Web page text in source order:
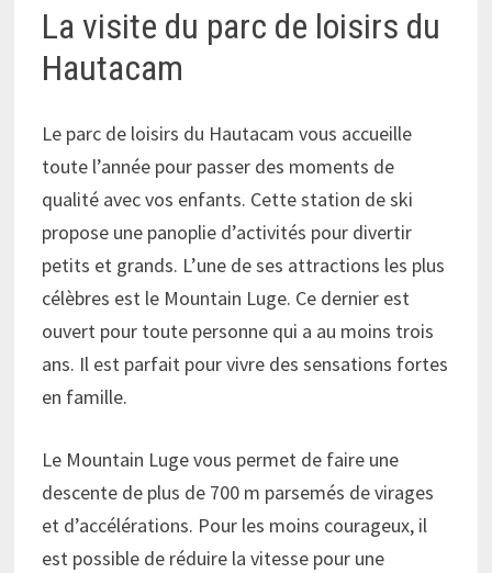
La visite du parc de loisirs du
Hautacam
Le parc de loisirs du Hautacam vous accueille
toute l’année pour passer des moments de
qualité avec vos enfants. Cette station de ski
propose une panoplie d’activités pour divertir
petits et grands. L’une de ses attractions les plus
célèbres est le Mountain Luge. Ce dernier est
ouvert pour toute personne qui a au moins trois
ans. Il est parfait pour vivre des sensations fortes
en famille.
Le Mountain Luge vous permet de faire une
descente de plus de 700 m parsemés de virages
et d’accélérations. Pour les moins courageux, il
est possible de réduire la vitesse pour une